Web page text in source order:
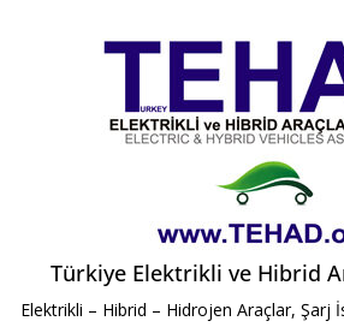
Türkiye Elektrikli ve Hibrid
Elektrikli – Hibrid – Hidrojen Araçlar, Şarj